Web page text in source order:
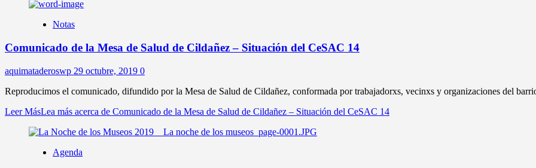
Notas
Comunicado de la Mesa de Salud de Cildañez – Situación del CeSAC 14
aquimataderoswp 29 octubre, 2019 0
Reproducimos el comunicado, difundido por la Mesa de Salud de Cildañez, conformada por trabajadorxs, vecinxs y organizaciones del
Leer MásLea más acerca de Comunicado de la Mesa de Salud de Cildañez – Situación del CeSAC 14
Agenda